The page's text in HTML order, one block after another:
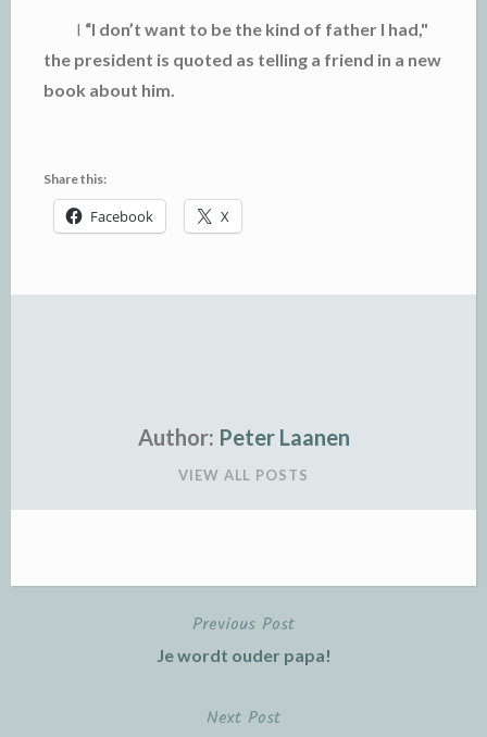
I “I don’t want to be the kind of father I had,"
the president is quoted as telling a friend in a new
book about him.
Share this:
Facebook X
Author: Peter Laanen
VIEW ALL POSTS
Previous Post
Je wordt ouder papa!
Next Post